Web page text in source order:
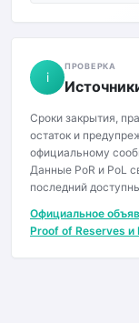
i
ПРОВЕРКА
Сроки закрытия,
остаток и
официальному
Данные PoR и PoL
последний
Официальное
Proof of Reserves и